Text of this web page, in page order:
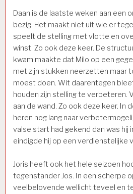
Daan is de laatste weken aan een
bezig. Het maakt niet uit wie er
speelt de stelling met vlotte en
winst. Zo ook deze keer. De
kwam maakte dat Milo op een
met zijn stukken neerzetten maar
moest doen. Wit daarentegen
houden zijn stelling te verbeteren.
aan de wand. Zo ook deze keer. In
heren nog lang naar
valse start had gekend dan was hij
eindigde hij op een verdienstelijke
Joris heeft ook het hele seizoen
tegenstander Jos. In een scherpe
veelbelovende wellicht teveel en